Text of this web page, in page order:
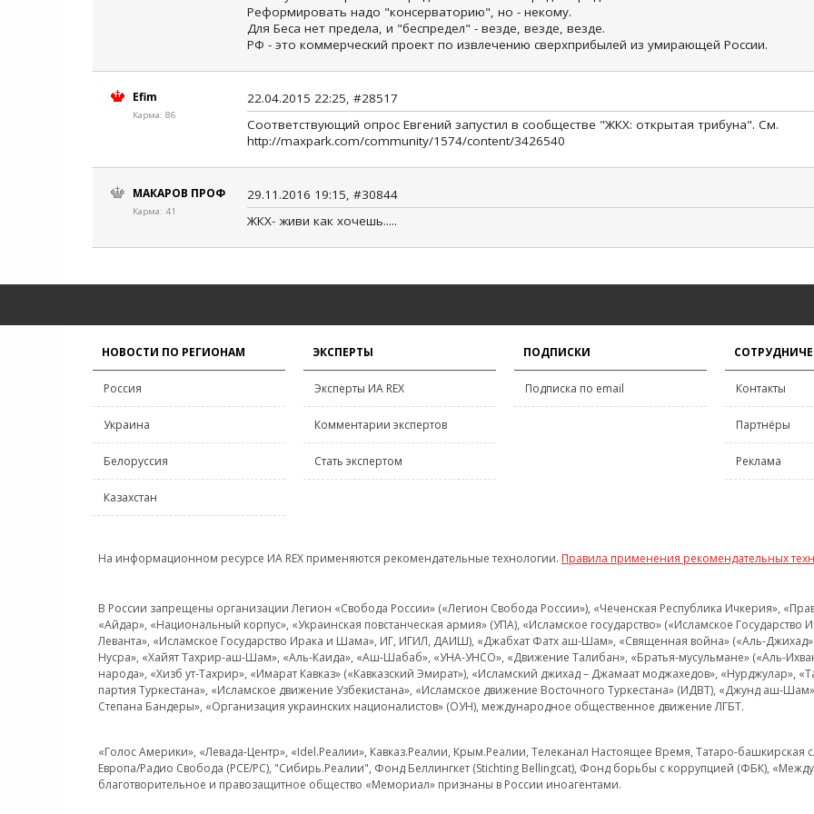
Реформировать надо "консерваторию", но - некому.
Для Беса нет предела, и "беспредел" - везде, везде, везде.
РФ - это коммерческий проект по извлечению сверхприбылей из умирающей России.
Efim
Карма: 86
22.04.2015 22:25, #28517
Соответствующий опрос Евгений запустил в сообществе "ЖКХ: открытая трибуна". См.
http://maxpark.com/community/1574/content/3426540
МАКАРОВ ПРОФ
Карма: 41
29.11.2016 19:15, #30844
ЖКХ- живи как хочешь.....
НОВОСТИ ПО РЕГИОНАМ
Россия
Украина
Белоруссия
Казахстан
ЭКСПЕРТЫ
Эксперты ИА REX
Комментарии экспертов
Стать экспертом
ПОДПИСКИ
Подписка по email Контакты
Партнёры
Реклама
На информационном ресурсе ИА REX применяются рекомендательные технологии. Правила применения рекомендательных
В России запрещены организации Легион «Свобода России» («Легион Свобода России»), «Чеченская Республика Ичкерия»,
«Айдар», «Национальный корпус», «Украинская повстанческая армия» (УПА), «Исламское государство» («Исламское
Леванта», «Исламское Государство Ирака и Шама», ИГ, ИГИЛ, ДАИШ), «Джабхат Фатх аш-Шам», «Священная война» («Аль-Джихад»
Нусра», «Хайят Тахрир-аш-Шам», «Аль-Каида», «Аш-Шабаб», «УНА-УНСО», «Движение Талибан», «Братья-мусульмане» («Аль-
народа», «Хизб ут-Тахрир», «Имарат Кавказ» («Кавказский Эмират»), «Исламский джихад – Джамаат моджахедов», «Нурджулар»,
партия Туркестана», «Исламское движение Узбекистана», «Исламское движение Восточного Туркестана» (ИДВТ), «Джунд аш-
Степана Бандеры», «Организация украинских националистов» (ОУН), международное общественное движение ЛГБТ.
«Голос Америки», «Левада-Центр», «Idel.Реалии», Кавказ.Реалии, Крым.Реалии, Телеканал Настоящее Время, Татаро-
Европа/Радио Свобода (PCE/PC), "Сибирь.Реалии", Фонд Беллингкет (Stichting Bellingcat), Фонд борьбы с коррупцией (ФБК),
благотворительное и правозащитное общество «Мемориал» признаны в России иноагентами.